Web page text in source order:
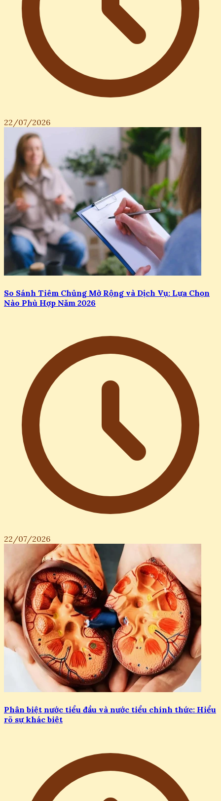
22/07/2026
So Sánh Tiêm Chủng Mở Rộng và Dịch Vụ: Lựa Chọn
Nào Phù Hợp Năm 2026
22/07/2026
Phân biệt nước tiểu đầu và nước tiểu chính thức: Hiểu
rõ sự khác biệt